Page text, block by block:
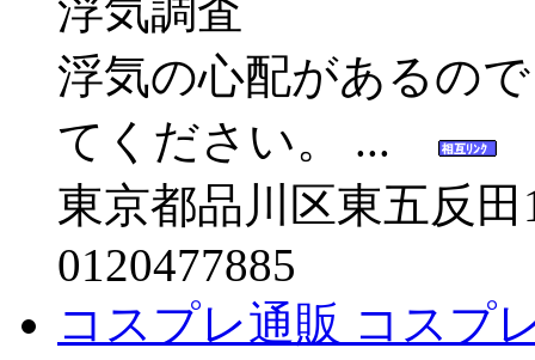
浮気の心配があるの
てください。 ...
東京都品川区東五反
0120477885
コスプレ通販 コスプ